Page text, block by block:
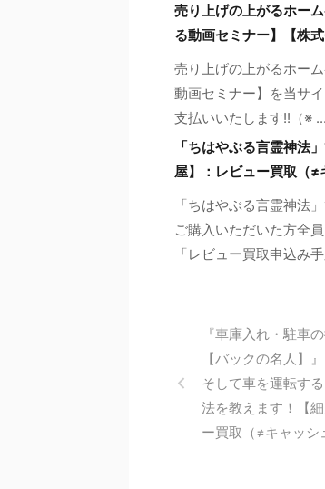
売り上げの上がるホー
る動画セミナー】【株
売り上げの上がるホー
動画セミナー】を当サ
支払いいたします!!（※ ...
「ちはやぶる言霊神法
屋】：レビュー買取（≠
「ちはやぶる言霊神法
ご購入いただいた方全
「レビュー買取申込み
『車庫入れ・駐車
【バックの名人】
そして車を運転す
法を教えます！【
ー買取（≠キャッシ